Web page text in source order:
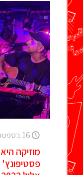
16 בספטמבר 2022
מוזיקה